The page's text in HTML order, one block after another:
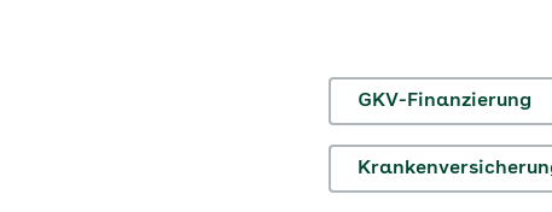
GKV-Finanzierung